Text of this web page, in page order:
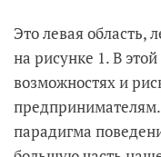
Это левая область,
на рисунке 1. В
возможностях и
парадигма